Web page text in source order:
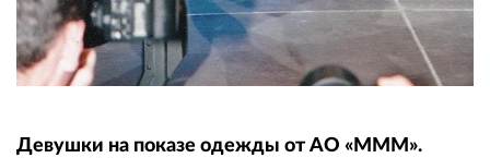
Девушки на показе одежды от АО «МММ».